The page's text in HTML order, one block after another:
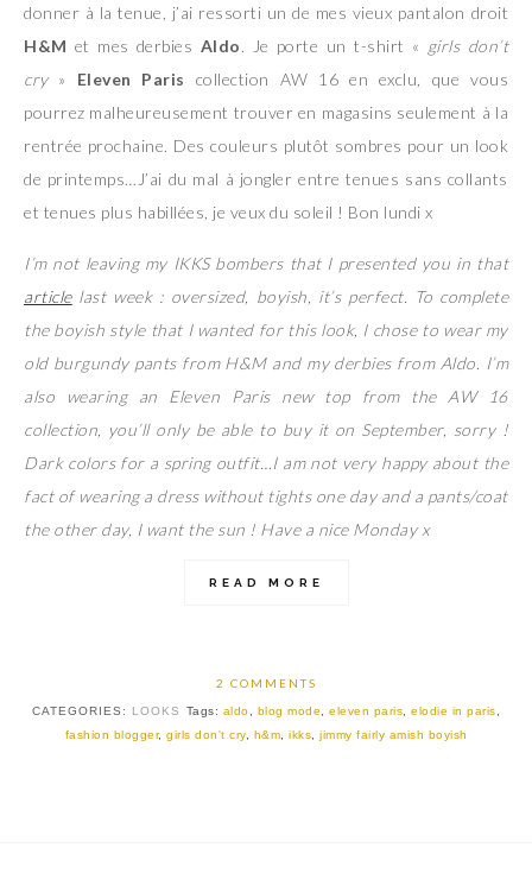
donner à la tenue, j’ai ressorti un de mes vieux pantalon droit
H&M et mes derbies Aldo. Je porte un t-shirt « girls don’t
cry» Eleven Paris
collection AW 16 en exclu, que vous
pourrez malheureusement trouver en magasins seulement à la
rentrée prochaine. Des couleurs plutôt sombres pour un look
de printemps…J’ai du mal à jongler entre tenues sans collants
et tenues plus habillées, je veux du soleil ! Bon lundi x
I’m not leaving my IKKS bombers that I presented you in that
articlelast week : oversized, boyish, it’s perfect. To complete
the boyish style that I wanted for this look, I chose to wear my
old burgundy pants from H&M and my derbies from Aldo. I’m
also wearing an Eleven Paris new top from the AW 16
collection, you’ll only be able to buy it on September, sorry !
Dark colors for a spring outfit…I am not very happy about the
fact of wearing a dress without tights one day and a pants/coat
the other day, I want the sun ! Have a nice Monday x
READ MORE
2 COMMENTS
CATEGORIES: LOOKS Tags: aldo blog mode ,eleven paris ,elodie in paris
fashion blogger, girls don't cry, h&m ikks jimmy fairly amish boyish